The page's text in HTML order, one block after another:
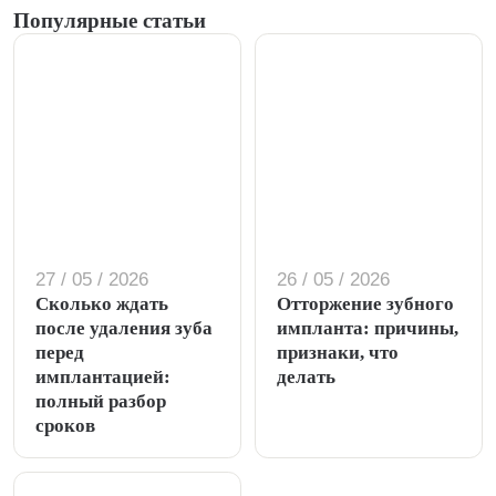
Популярные статьи
27 / 05 / 2026
Сколько ждать
после удаления зуба
перед
имплантацией:
полный разбор
сроков
26 / 05 / 2026
Отторжение зубного
импланта: причины,
признаки, что
делать